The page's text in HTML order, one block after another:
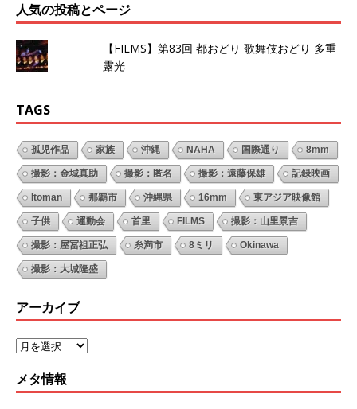
人気の投稿とページ
【FILMS】第83回 都おどり 歌舞伎おどり 多重
露光
TAGS
孤児作品 家族 沖縄 NAHA 国際通り 8mm
撮影：金城真助 撮影：匿名 撮影：遠藤保雄 記録映画
Itoman 那覇市 沖縄県 16mm 東アジア映像館
子供 運動会 首里 FILMS 撮影：山里景吉
撮影：屋冨祖正弘 糸満市 8ミリ Okinawa
撮影：大城隆盛
アーカイブ
メタ情報